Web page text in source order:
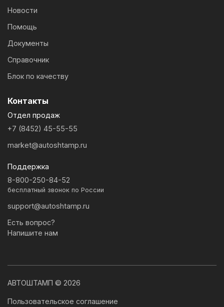
Новости
Помощь
Документы
Справочник
Блок по качеству
Контакты
Отдел продаж
+7 (8452) 45-55-55
market@autoshtamp.ru
Поддержка
8-800-250-84-52
бесплатный звонок по России
support@autoshtamp.ru
Есть вопрос?
Напишите нам
АВТОШТАМП © 2026
Пользовательское соглашение